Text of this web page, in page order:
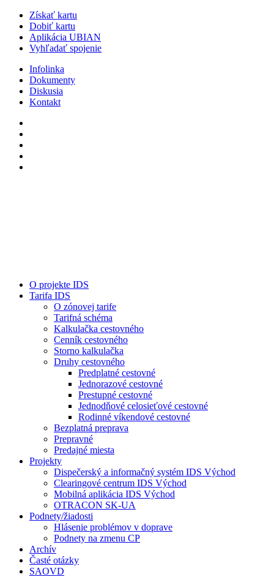
Získať kartu
Dobiť kartu
Aplikácia UBIAN
Vyhľadať spojenie
Infolinka
Dokumenty
Diskusia
Kontakt
O projekte IDS
Tarifa IDS
O zónovej tarife
Tarifná schéma
Kalkulačka cestovného
Cenník cestovného
Storno kalkulačka
Druhy cestovného
Predplatné cestovné
Jednorazové cestovné
Prestupné cestovné
Jednodňové celosieťové cestovné
Rodinné víkendové cestovné
Bezplatná preprava
Prepravné
Predajné miesta
Projekty
Dispečerský a informačný systém IDS Východ
Clearingové centrum IDS Východ
Mobilná aplikácia IDS Východ
OTRACON SK-UA
Podnety/žiadosti
Hlásenie problémov v doprave
Podnety na zmenu CP
Archív
Časté otázky
SAOVD